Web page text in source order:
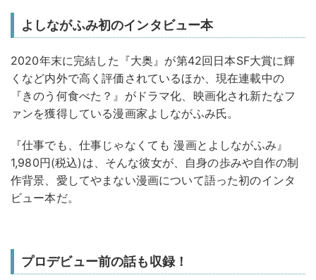
よしながふみ初のインタビュー本
2020年末に完結した『大奥』が第42回日本SF大賞に輝
くなど内外で高く評価されているほか、現在連載中の
『きのう何食べた？』がドラマ化、映画化され新たなフ
ァンを獲得している漫画家よしながふみ氏。
『仕事でも、仕事じゃなくても 漫画とよしながふみ』
1,980円(税込)は、そんな彼女が、自身の歩みや自作の制
作背景、愛してやまない漫画について語った初のインタ
ビュー本だ。
プロデビュー前の話も収録！